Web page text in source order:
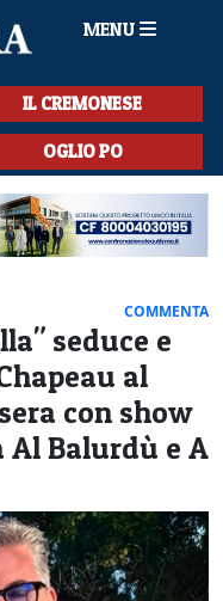
MENU
IL CREMONESE
OGLIO PO
COMMENTA
seduce e
al
con show
Al Balurdù e A